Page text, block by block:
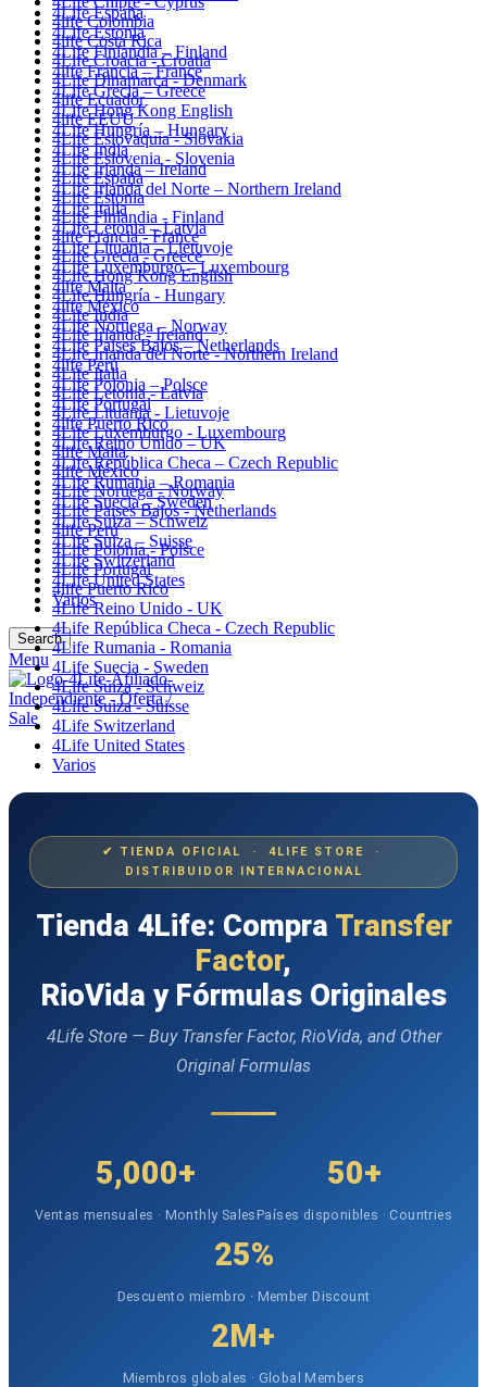
4Life España
4Life Estonia
4Life Finlandia – Finland
4life Francia – France
4Life Grecia – Greece
4Life Hong Kong English
4Life Hungría – Hungary
4Life India
4Life Irlanda – Ireland
4Life Irlanda del Norte – Northern Ireland
4Life Italia
4Life Letonia – Latvia
4Life Lituania – Lietuvoje
4Life Luxemburgo – Luxembourg
4life Malta
4life México
4Life Noruega – Norway
4Life Paises Bajos – Netherlands
4life Perú
4Life Polonia – Polsce
4Life Portugal
4life Puerto Rico
4Life Reino Unido – UK
4Life República Checa – Czech Republic
4Life Rumania – Romania
4Life Suecia – Sweden
4Life Suiza – Schweiz
4Life Suiza – Suisse
4Life Switzerland
4Life United States
Varios
Search
Menu
4life Colombia
4life Costa Rica
4Life Croacia - Croatia
4Life Dinamarca - Denmark
4life Ecuador
4life EEUU
4Life Eslovaquia - Slovakia
4Life Eslovenia - Slovenia
4Life España
4Life Estonia
4Life Finlandia - Finland
4life Francia - France
4Life Grecia - Greece
4Life Hong Kong English
4Life Hungría - Hungary
4Life India
4Life Irlanda - Ireland
4Life Irlanda del Norte - Northern Ireland
4Life Italia
4Life Letonia - Latvia
4Life Lituania - Lietuvoje
4Life Luxemburgo - Luxembourg
4life Malta
4life México
4Life Noruega - Norway
4Life Paises Bajos - Netherlands
4life Perú
4Life Polonia - Polsce
4Life Portugal
4life Puerto Rico
4Life Reino Unido - UK
4Life República Checa - Czech Republic
4Life Rumania - Romania
4Life Suecia - Sweden
4Life Suiza - Schweiz
4Life Suiza - Suisse
4Life Switzerland
4Life United States
Varios
✔ TIENDA OFICIAL · 4LIFE STORE ·
DISTRIBUIDOR INTERNACIONAL
Tienda 4Life: Compra Transfer
Factor,
RioVida y Fórmulas Originales
4Life Store — Buy Transfer Factor, RioVida, and Other
Original Formulas
5,000+
Ventas mensuales · Monthly Sales
50+
Países disponibles · Countries
25%
Descuento miembro · Member Discount
2M+
Miembros globales · Global Members